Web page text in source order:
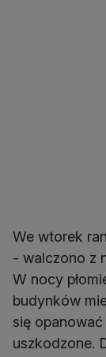
We wtorek
- walczono z
W nocy
budynków
się
uszkodzone.